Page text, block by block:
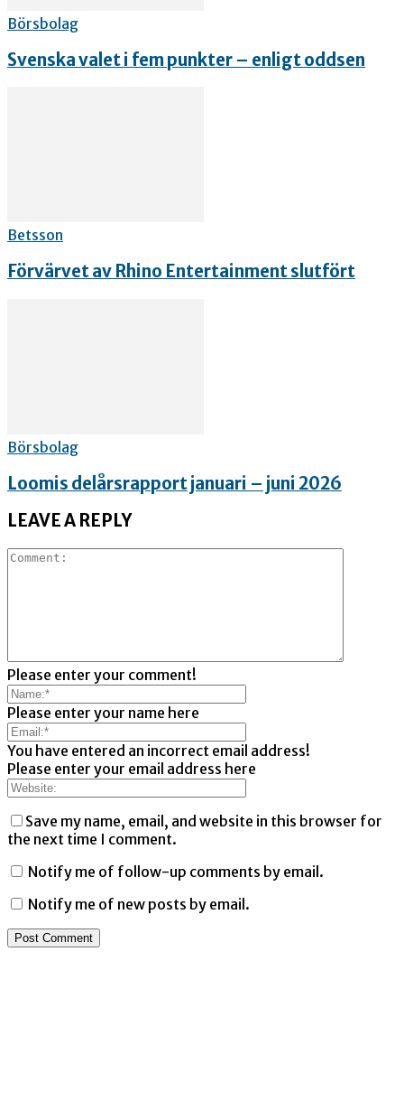
Börsbolag
Svenska valet i fem punkter – enligt oddsen
Betsson
Förvärvet av Rhino Entertainment slutfört
Börsbolag
Loomis delårsrapport januari – juni 2026
LEAVE A REPLY
Please enter your comment!
Please enter your name here
You have entered an incorrect email address!
Please enter your email address here
Save my name, email, and website in this browser for
the next time I comment.
Notify me of follow-up comments by email.
Notify me of new posts by email.